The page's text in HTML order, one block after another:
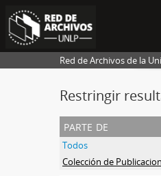
Red de Archivos de la
Restringir
parte de
Todos